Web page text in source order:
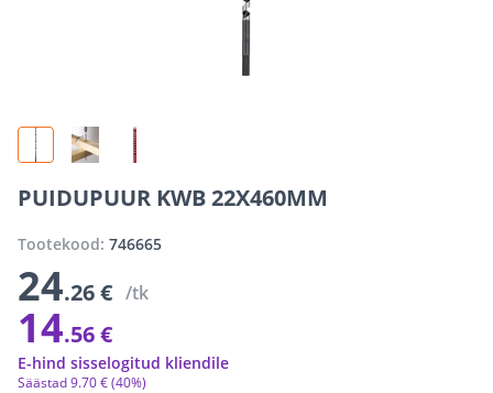
PUIDUPUUR KWB 22X460MM
Tootekood: 746665
24.26 € /tk
14.56 €
Säästad9.70 €(40%)
E-hind sisselogitud kliendile